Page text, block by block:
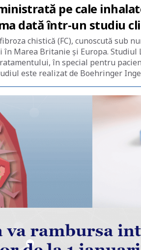
pe cale
dată într-un studiu
chistică (FC), cunoscută sub
Marea Britanie și Europa. Studiul
în special pentru
este realizat de Boehringer